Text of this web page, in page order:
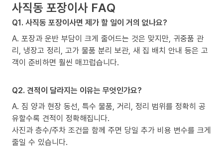
사직동 포장이사 FAQ
Q1. 사직동 포장이사면 제가 할 일이 거의 없나요?
A. 포장과 운반 부담이 크게 줄어드는 것은 맞지만, 귀중품 관
리, 냉장고 정리, 고가 물품 분리 보관, 새 집 배치 안내 등은 고
객이 준비하면 훨씬 매끄럽습니다.
Q2. 견적이 달라지는 이유는 무엇인가요?
A. 짐 양과 현장 동선, 특수 물품, 거리, 정리 범위를 정확히 공
유할수록 견적이 정확해집니다.
사진과 층수/주차 조건을 함께 주면 당일 추가 비용 변수를 크게
줄일 수 있습니다.